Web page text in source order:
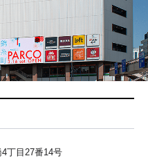
丁目27番14号